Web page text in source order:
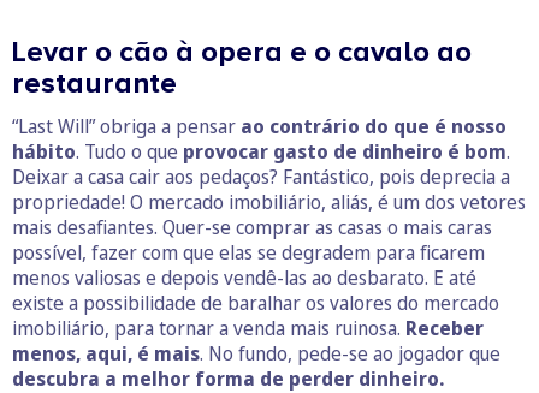
Levar o cão à opera e o cavalo ao
restaurante
“Last Will” obriga a pensar ao contrário do que é nosso
hábito. Tudo o que provocar gasto de dinheiro é bom.
Deixar a casa cair aos pedaços? Fantástico, pois deprecia a
propriedade! O mercado imobiliário, aliás, é um dos vetores
mais desafiantes. Quer-se comprar as casas o mais caras
possível, fazer com que elas se degradem para ficarem
menos valiosas e depois vendê-las ao desbarato. E até
existe a possibilidade de baralhar os valores do mercado
imobiliário, para tornar a venda mais ruinosa. Receber
menos, aqui, é mais. No fundo, pede-se ao jogador que
descubra a melhor forma de perder dinheiro.